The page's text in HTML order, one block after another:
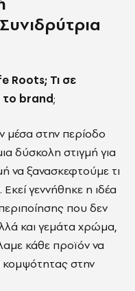
Roots; Τι σε
το brand;
μέσα στην περίοδο
δύσκολη στιγμή για
να ξανασκεφτούμε τι
γεννήθηκε η ιδέα
που δεν
και γεμάτα χρώμα,
κάθε προϊόν να
κομψότητας στην